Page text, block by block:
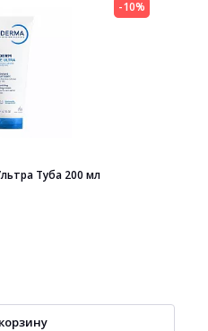
Туба 200 мл
-10%